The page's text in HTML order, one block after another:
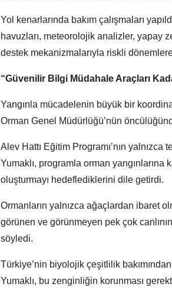
Yol kenarlarında bakım çalışmaları
havuzları, meteorolojik analizler, yapay
destek mekanizmalarıyla riskli dönemlere
“Güvenilir Bilgi Müdahale Araçları
Yangınla mücadelenin büyük bir
Orman Genel Müdürlüğü’nün
Alev Hattı Eğitim Programı’nın yalnızca
Yumaklı, programla orman yangınlarına
oluşturmayı hedeflediklerini dile getirdi.
Ormanların yalnızca ağaçlardan ibaret
görünen ve görünmeyen pek çok
söyledi.
Türkiye’nin biyolojik çeşitlilik
Yumaklı, bu zenginliğin korunması